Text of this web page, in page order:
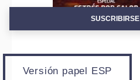
SUSCRIBIRSE
Versión papel ESP